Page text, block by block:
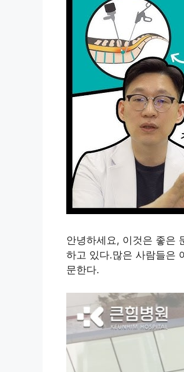
안녕하세요, 이것은 좋은
하고 있다.많은 사람들은
문한다.